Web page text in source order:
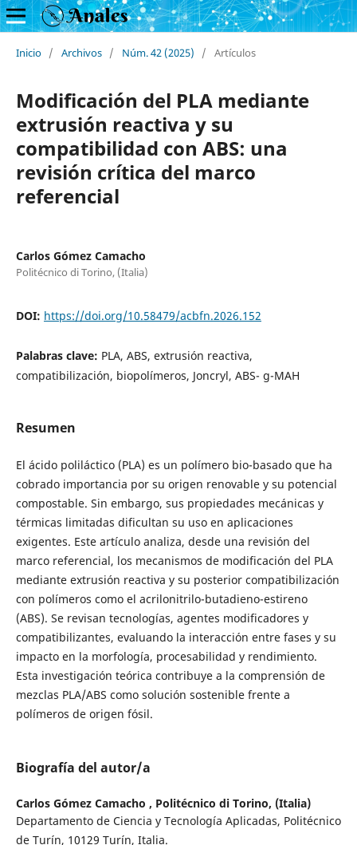
Inicio / Archivos / Núm. 42 (2025) / Artículos
Modificación del PLA mediante
extrusión reactiva y su
compatibilidad con ABS: una
revisión crítica del marco
referencial
Carlos Gómez Camacho
Politécnico di Torino, (Italia)
DOI: https://doi.org/10.58479/acbfn.2026.152
Palabras clave: PLA, ABS, extrusión reactiva,
compatibilización, biopolímeros, Joncryl, ABS- g-MAH
Resumen
El ácido poliláctico (PLA) es un polímero bio-basado que ha
cobrado importancia por su origen renovable y su potencial
compostable. Sin embargo, sus propiedades mecánicas y
térmicas limitadas dificultan su uso en aplicaciones
exigentes. Este artículo analiza, desde una revisión del
marco referencial, los mecanismos de modificación del PLA
mediante extrusión reactiva y su posterior compatibilización
con polímeros como el acrilonitrilo-butadieno-estireno
(ABS). Se revisan tecnologías, agentes modificadores y
compatibilizantes, evaluando la interacción entre fases y su
impacto en la morfología, procesabilidad y rendimiento.
Esta investigación teórica contribuye a la comprensión de
mezclas PLA/ABS como solución sostenible frente a
polímeros de origen fósil.
Biografía del autor/a
Carlos Gómez Camacho , Politécnico di Torino, (Italia)
Departamento de Ciencia y Tecnología Aplicadas, Politécnico
de Turín, 10129 Turín, Italia.